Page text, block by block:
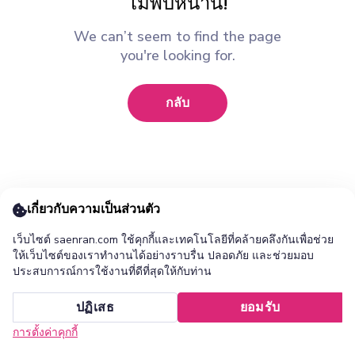
We can’t seem to find the page
you're looking for.
กลับ
หน้าแรก
ยกเลิก ติดตั้ง
เกี่ยวกับความเป็นส่วนตัว
เว็บไซต์ saenran.com ใช้คุกกี้และเทคโนโลยีที่คล้ายคลึงกันเพื่อช่วย
ให้เว็บไซต์ของเราทำงานได้อย่างราบรื่น ปลอดภัย และช่วยมอบ
ประสบการณ์การใช้งานที่ดีที่สุดให้กับท่าน
ปฏิเสธ ยอมรับ
การตั้งค่าคุกกี้